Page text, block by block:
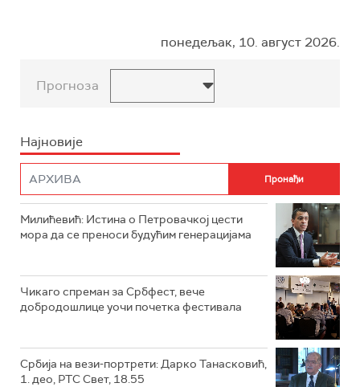
понедељак, 10. август 2026.
Прогноза
Најновије
Милићевић: Истина о Петровачкој цести
мора да се преноси будућим генерацијама
Чикаго спреман за Србфест, вече
добродошлице уочи почетка фестивала
Србија на вези-портрети: Дарко Танасковић,
1. део, РТС Свет, 18.55